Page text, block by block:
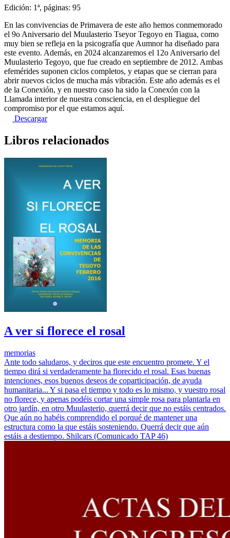
Edición: 1ª, páginas: 95
En las convivencias de Primavera de este año hemos conmemorado
el 9o Aniversario del Muulasterio Tseyor Tegoyo en Tiagua, como
muy bien se refleja en la psicografía que Aumnor ha diseñado para
este evento. Además, en 2024 alcanzaremos el 12o Aniversario del
Muulasterio Tegoyo, que fue creado en septiembre de 2012. Ambas
efemérides suponen ciclos completos, y etapas que se cierran para
abrir nuevos ciclos de mucha más vibración. Este año además es el
de la Conexión, y en nuestro caso ha sido la Conexón con la
Llamada interior de nuestra consciencia, en el despliegue del
compromiso por el que estamos aquí.
Descargar
Libros relacionados
A ver si florece el rosal
memorias
Ante todo saludaros, y deciros que este encuentro promete. Y el
tiempo dirá si verdaderamente ha florecido el rosal. Esas buenas
intenciones, esos buenos deseos de coparticipación, de ayuda
humanitaria... Y si pasa el tiempo y todo es lo mismo, y vuestro rosal
no florece, y apenas podéis cortar una simple rosa para plantarla en
otro jardín, en otro Muulasterio, querrá decir que no estáis centrados.
Que aún no habéis comprendido el porqué de mantener una
estructura como la que estáis sosteniendo. Querrá decir que aún
estáis a destiempo. Shilcars (Comunicado TAP 46)